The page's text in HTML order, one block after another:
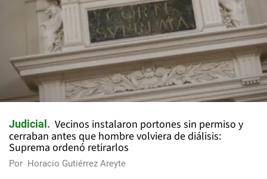
Judicial
Vecinos instalaron portones sin permiso y
cerraban antes que hombre volviera de diálisis:
Suprema ordenó retirarlos
Por Horacio Gutiérrez Areyte